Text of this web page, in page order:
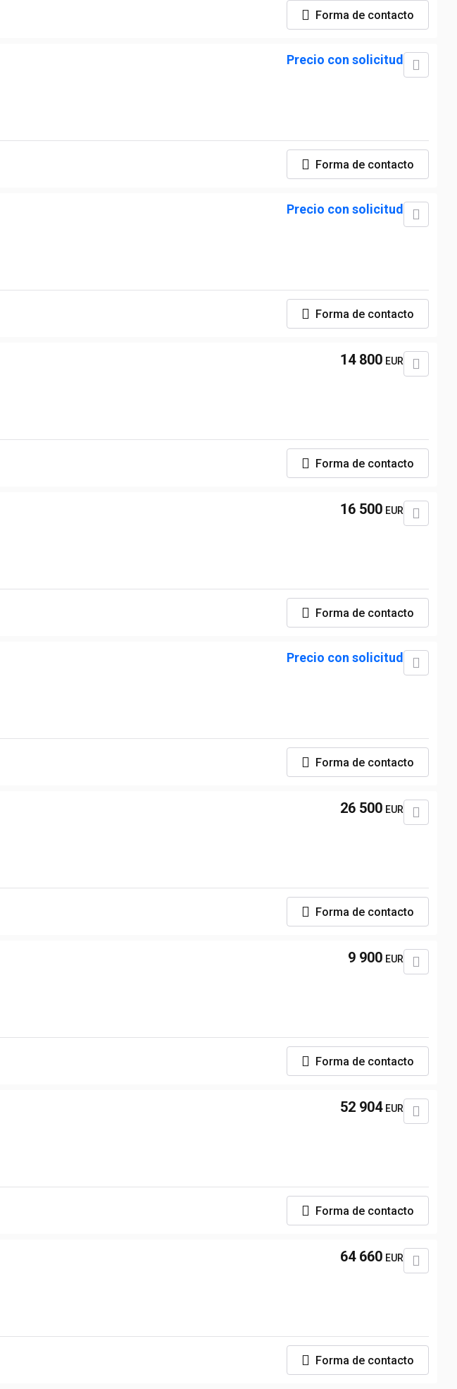
Forma de contacto
Precio con solicitud
Forma de contacto
Precio con solicitud
Forma de contacto
14 800 EUR
Forma de contacto
16 500 EUR
Forma de contacto
Precio con solicitud
Forma de contacto
26 500 EUR
Forma de contacto
9 900 EUR
Forma de contacto
52 904 EUR
Forma de contacto
64 660 EUR
Forma de contacto